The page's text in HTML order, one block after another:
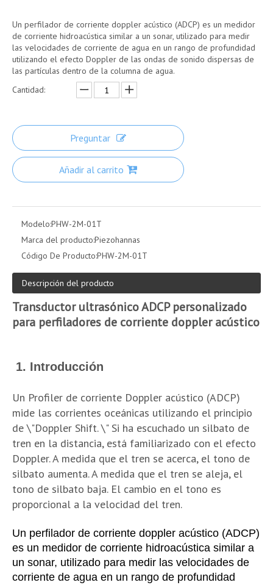
Un perfilador de corriente doppler acústico (ADCP) es un medidor
de corriente hidroacústica similar a un sonar, utilizado para medir
las velocidades de corriente de agua en un rango de profundidad
utilizando el efecto Doppler de las ondas de sonido dispersas de
las partículas dentro de la columna de agua.
Cantidad:
Preguntar
Añadir al carrito
Modelo:PHW-2M-01T
Marca del producto:Piezohannas
Código De Producto:PHW-2M-01T
Descripción del producto
Transductor ultrasónico ADCP personalizado
para perfiladores de corriente doppler acústico
1. Introducción
Un Profiler de corriente Doppler acústico (ADCP)
mide las corrientes oceánicas utilizando el principio
de \"Doppler Shift. \" Si ha escuchado un silbato de
tren en la distancia, está familiarizado con el efecto
Doppler. A medida que el tren se acerca, el tono de
silbato aumenta. A medida que el tren se aleja, el
tono de silbato baja. El cambio en el tono es
proporcional a la velocidad del tren.
Un perfilador de corriente doppler acústico (ADCP)
es un medidor de corriente hidroacústica similar a
un sonar, utilizado para medir las velocidades de
corriente de agua en un rango de profundidad